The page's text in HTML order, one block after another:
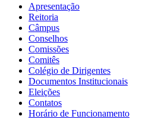
Apresentação
Reitoria
Câmpus
Conselhos
Comissões
Comitês
Colégio de Dirigentes
Documentos Institucionais
Eleições
Contatos
Horário de Funcionamento